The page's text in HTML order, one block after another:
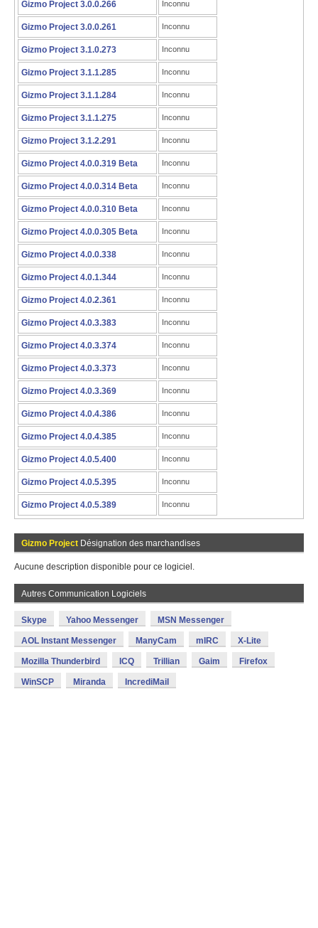
Gizmo Project 3.0.0.266 Inconnu
Gizmo Project 3.0.0.261 Inconnu
Gizmo Project 3.1.0.273 Inconnu
Gizmo Project 3.1.1.285 Inconnu
Gizmo Project 3.1.1.284 Inconnu
Gizmo Project 3.1.1.275 Inconnu
Gizmo Project 3.1.2.291 Inconnu
Gizmo Project 4.0.0.319 Beta Inconnu
Gizmo Project 4.0.0.314 Beta Inconnu
Gizmo Project 4.0.0.310 Beta Inconnu
Gizmo Project 4.0.0.305 Beta Inconnu
Gizmo Project 4.0.0.338 Inconnu
Gizmo Project 4.0.1.344 Inconnu
Gizmo Project 4.0.2.361 Inconnu
Gizmo Project 4.0.3.383 Inconnu
Gizmo Project 4.0.3.374 Inconnu
Gizmo Project 4.0.3.373 Inconnu
Gizmo Project 4.0.3.369 Inconnu
Gizmo Project 4.0.4.386 Inconnu
Gizmo Project 4.0.4.385 Inconnu
Gizmo Project 4.0.5.400 Inconnu
Gizmo Project 4.0.5.395 Inconnu
Gizmo Project 4.0.5.389 Inconnu
Gizmo Project Désignation des marchandises
Aucune description disponible pour ce logiciel.
Autres Communication Logiciels
Skype Yahoo Messenger MSN Messenger
AOL Instant Messenger ManyCam mIRC X-Lite
Mozilla Thunderbird ICQ Trillian Gaim Firefox
WinSCP Miranda IncrediMail